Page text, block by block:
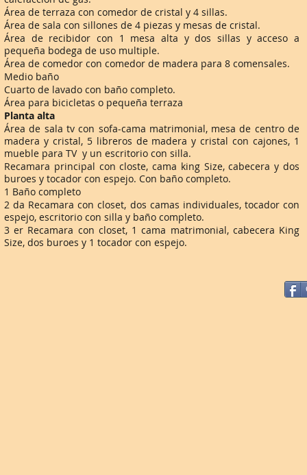
Área de terraza con comedor de cristal y 4 sillas.
Área de sala con sillones de 4 piezas y mesas de cristal.
Área de recibidor con 1 mesa alta y dos sillas y acceso a
pequeña bodega de uso multiple.
Área de comedor con comedor de madera para 8 comensales.
Medio baño
Cuarto de lavado con baño completo.
Área para bicicletas o pequeña terraza
Planta alta
Área de sala tv con sofa-cama matrimonial, mesa de centro de
madera y cristal, 5 libreros de madera y cristal con cajones, 1
mueble para TV y un escritorio con silla.
Recamara principal con closte, cama king Size, cabecera y dos
buroes y tocador con espejo. Con baño completo.
1 Baño completo
2 da Recamara con closet, dos camas individuales, tocador con
espejo, escritorio con silla y baño completo.
3 er Recamara con closet, 1 cama matrimonial, cabecera King
Size, dos buroes y 1 tocador con espejo.